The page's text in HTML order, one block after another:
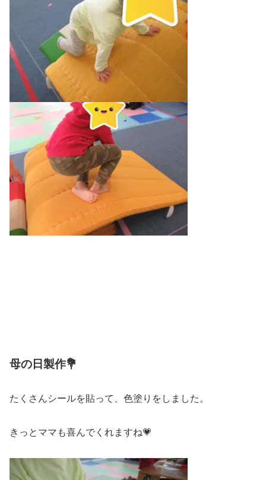
母の日製作💐
たくさんシールを貼って、色塗りをしました。
きっとママも喜んでくれますね💗